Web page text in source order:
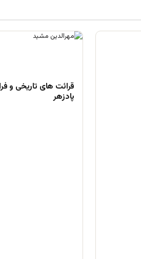
قرائت های تاریخی و
پادزهر